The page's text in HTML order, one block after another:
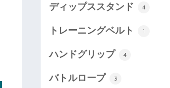
ディップススタンド 4
トレーニングベルト 1
ハンドグリップ 4
バトルロープ 3